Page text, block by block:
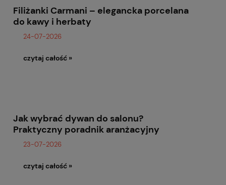
Filiżanki Carmani – elegancka porcelana
do kawy i herbaty
24-07-2026
czytaj całość »
Jak wybrać dywan do salonu?
Praktyczny poradnik aranżacyjny
23-07-2026
czytaj całość »